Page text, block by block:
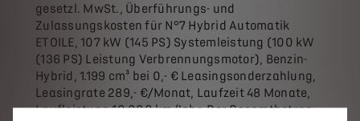
gesetzl. MwSt., Überführungs- und
Zulassungskosten für N°7 Hybrid Automatik
ETOILE, 107 kW (145 PS) Systemleistung (100 kW
(136 PS) Leistung Verbrennungsmotor), Benzin-
Hybrid, 1.199 cm³ bei 0,- € Leasingsonderzahlung,
Leasingrate 289,- €/Monat, Laufzeit 48 Monate,
Laufleistung 10.000 km/Jahr. Der Gesamtbetrag